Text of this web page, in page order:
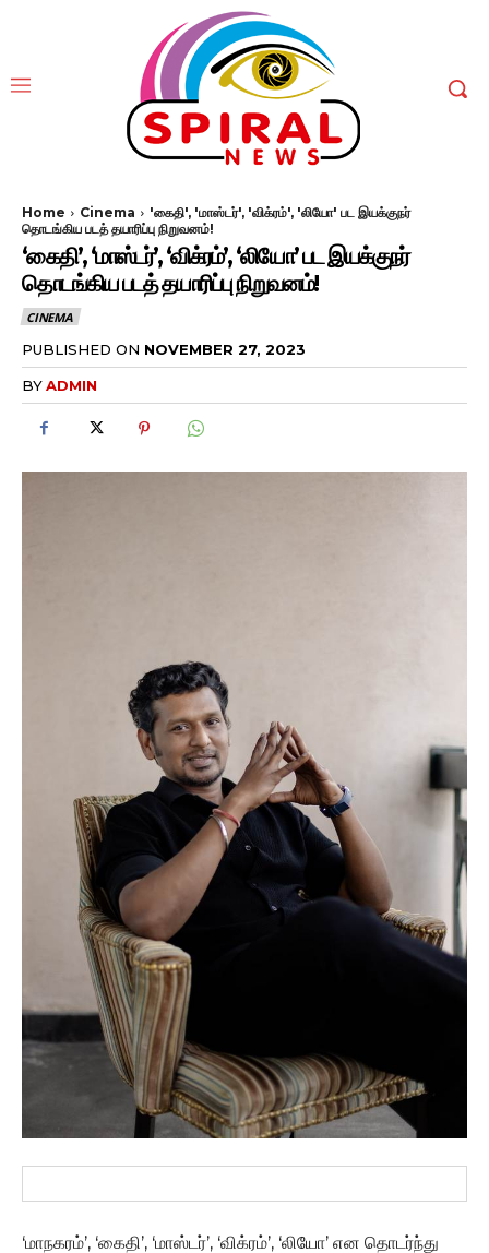
Home Cinema
'கைதி', 'மாஸ்டர்', 'விக்ரம்', 'லியோ' பட இயக்குநர்
தொடங்கிய படத் தயாரிப்பு நிறுவனம்!
‘கைதி’, ‘மாஸ்டர்’, ‘விக்ரம்’, ‘லியோ’ பட இயக்குநர்
தொடங்கிய படத் தயாரிப்பு நிறுவனம்!
CINEMA
PUBLISHED ON NOVEMBER 27, 2023
BYADMIN
‘மாநகரம்’, ‘கைதி’, ‘மாஸ்டர்’, ‘விக்ரம்’, ‘லியோ’ என தொடர்ந்து